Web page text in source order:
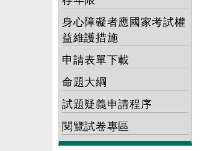
身心障礙者應國家考試權
益維護措施
申請表單下載
命題大綱
試題疑義申請程序
閱覽試卷專區